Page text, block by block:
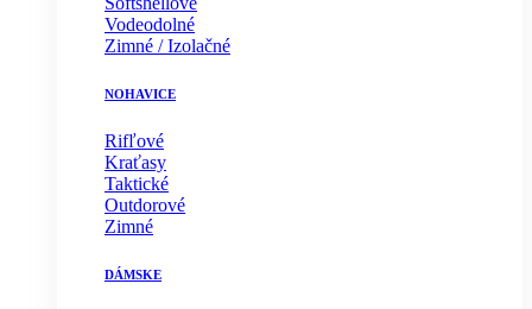
Vodeodolné
Zimné / Izolačné
NOHAVICE
Rifľové
Kraťasy
Taktické
Outdorové
Zimné
DÁMSKE